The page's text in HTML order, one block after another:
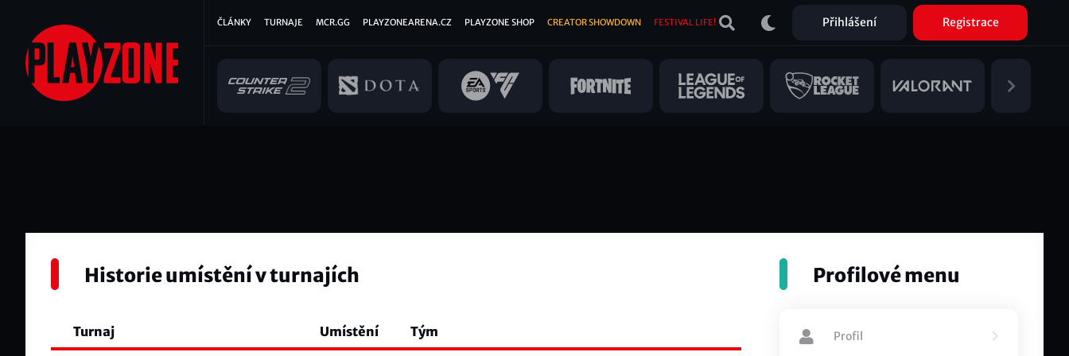
hlavnímu
obsahu
Přihlášení Registrace
Hlavní
ČLÁNKY TURNAJE MCR.GG PLAYZONEARENA.CZ PLAYZONE SHOP CREATOR SHOWDOWN FESTIVAL LIFE!
Historie umístění v turnajích
Turnaj Umístění Tým
Profilové menu
Profil